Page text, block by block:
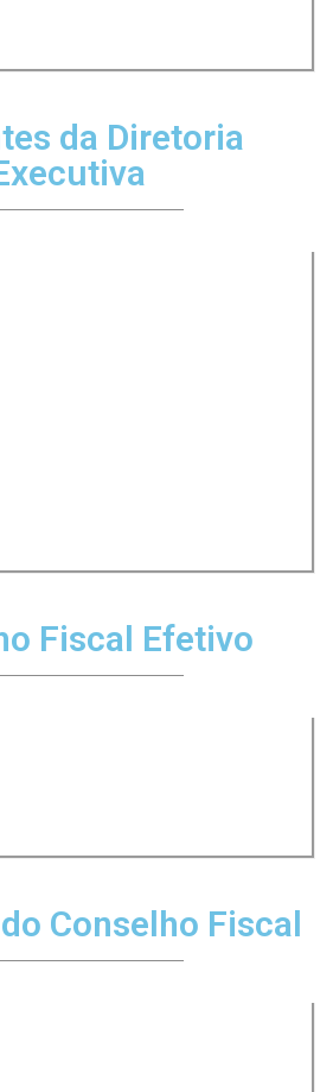
da Diretoria
Fiscal Efetivo
Conselho Fiscal